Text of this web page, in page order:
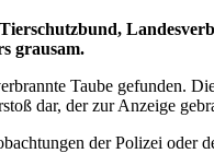
grausam.
Taube gefunden.
dar, der zur Anzeige
der Polizei oder